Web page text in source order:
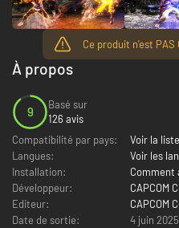
Ce produit n'est PAS
À propos
9
Basé sur
126 avis
Compatibilité par pays:
Voir la liste
Langues:
Voir les
Installation:
Comment
Développeur:
CAPCOM
Editeur:
CAPCOM
Date de sortie:
4 juin 2025